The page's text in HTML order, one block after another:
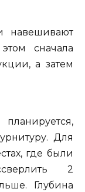
навешивают
сначала
а затем
Для
где были
2
Глубина